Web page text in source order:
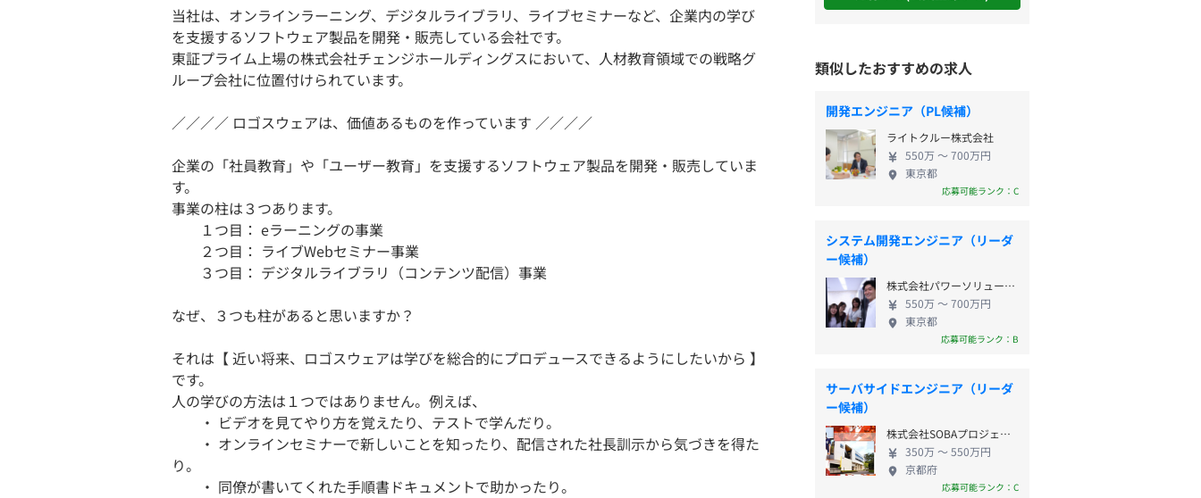
当社は、オンラインラーニング、デジタルライブラリ、ライブセミナーなど、企業内の学び
を支援するソフトウェア製品を開発・販売している会社です。
東証プライム上場の株式会社チェンジホールディングスにおいて、人材教育領域での戦略グ
ループ会社に位置付けられています。
／／／／ ロゴスウェアは、価値あるものを作っています ／／／／
企業の「社員教育」や「ユーザー教育」を支援するソフトウェア製品を開発・販売していま
す。
事業の柱は３つあります。
１つ目： eラーニングの事業
２つ目： ライブWebセミナー事業
３つ目： デジタルライブラリ（コンテンツ配信）事業
なぜ、３つも柱があると思いますか？
それは【 近い将来、ロゴスウェアは学びを総合的にプロデュースできるようにしたいから 】
です。
人の学びの方法は１つではありません。例えば、
・ ビデオを見てやり方を覚えたり、テストで学んだり。
・ オンラインセミナーで新しいことを知ったり、配信された社長訓示から気づきを得た
り。
・ 同僚が書いてくれた手順書ドキュメントで助かったり。
類似したおすすめの求人
開発エンジニア（PL候補）
ライトクルー株式会社
550万 〜 700万円
東京都
応募可能ランク：C
システム開発エンジニア（リーダ
ー候補）
株式会社パワーソリューションズ
550万 〜 700万円
東京都
応募可能ランク：B
サーバサイドエンジニア（リーダ
ー候補）
株式会社SOBAプロジェクト
350万 〜 550万円
京都府
応募可能ランク：C